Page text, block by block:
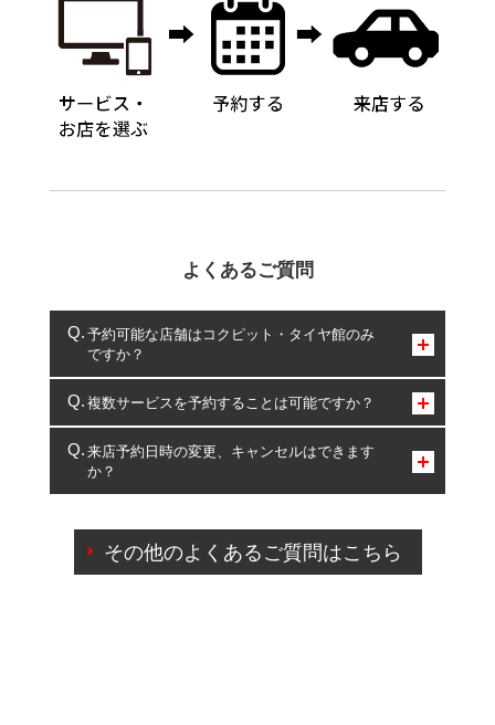
よくあるご質問
予約可能な店舗はコクピット・タイヤ館のみ
ですか？
コクピット・タイヤ館のみとなります。
複数サービスを予約することは可能ですか？
複数サービスのご予約は可能です。
一部の商品・サービスの組み合わせに限り、同時にご予約が
出来ないものもございます。
来店予約日時の変更、キャンセルはできます
か？
ご来店予約日の3営業日前を過ぎている場合のご予約
の日時変更につきましては、直接ご予約の店舗まで
その他のよくあるご質問はこちら